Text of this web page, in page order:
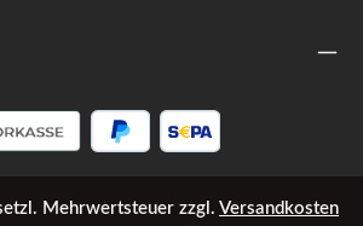
Mehrwertsteuer zzgl. Versandkosten